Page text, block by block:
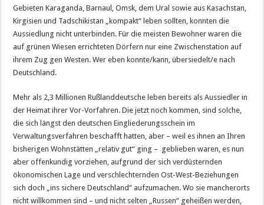
Gebieten Karaganda, Barnaul, Omsk, dem Ural sowie aus Kasachstan,
Kirgisien und Tadschikistan „kompakt“ leben sollten, konnten die
Aussiedlung nicht unterbinden. Für die meisten Bewohner waren die
auf grünen Wiesen errichteten Dörfern nur eine Zwischenstation auf
ihrem Zug gen Westen. Wer eben konnte/kann, übersiedelt/e nach
Deutschland.
Mehr als 2,3 Millionen Rußlanddeutsche leben bereits als Aussiedler in
der Heimat ihrer Vor-Vorfahren. Die jetzt noch kommen, sind solche,
die sich längst den deutschen Eingliederungsschein im
Verwaltungsverfahren beschafft hatten, aber – weil es ihnen an Ihren
bisherigen Wohnstätten „relativ gut“ ging – geblieben waren, es nun
aber offenkundig vorziehen, aufgrund der sich verdüsternden
ökonomischen Lage und verschlechternden Ost-West-Beziehungen
sich doch „ins sichere Deutschland“ aufzumachen. Wo sie mancherorts
nicht willkommen sind – und nicht selten „Russen“ geheißen werden,